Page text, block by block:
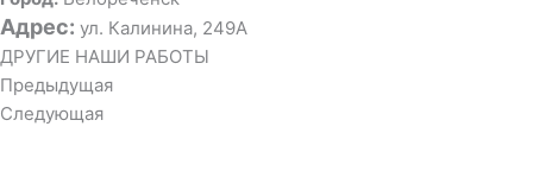
Адрес: ул. Калинина, 249А
ДРУГИЕ НАШИ РАБОТЫ
Предыдущая
Следующая